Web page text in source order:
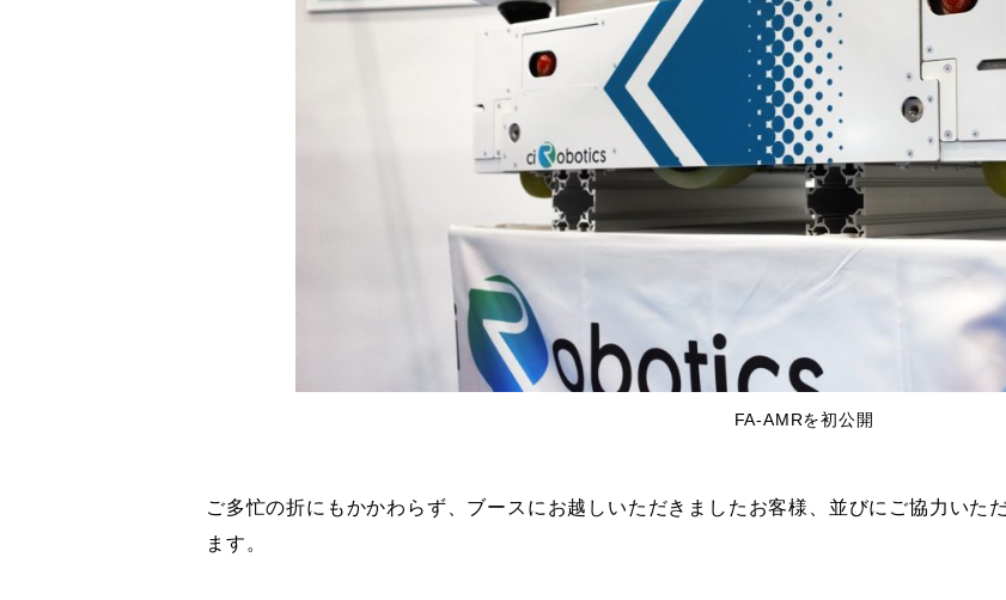
FA-AMRを初公開
ご多忙の折にもかかわらず、ブースにお越しいただきましたお客様、並びにご協力いた
ます。